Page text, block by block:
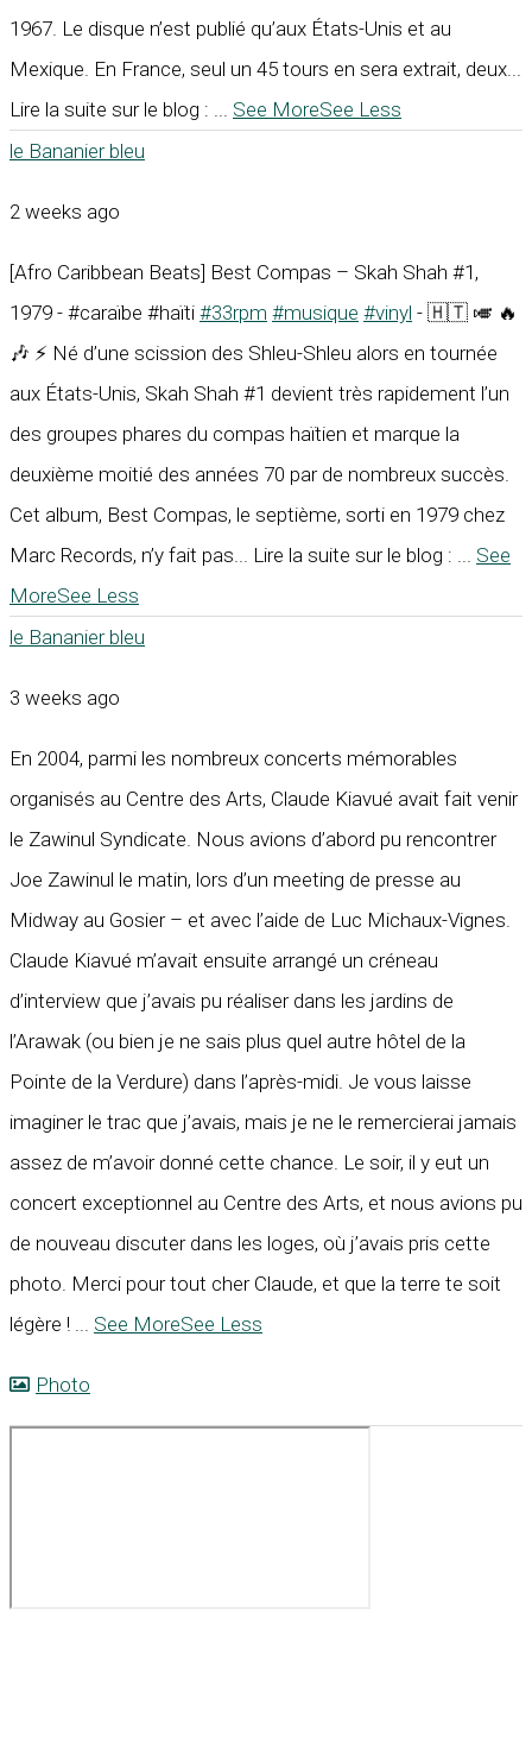
1967. Le disque n’est publié qu’aux États-Unis et au
Mexique. En France, seul un 45 tours en sera extrait, deux...
Lire la suite sur le blog :
See MoreSee Less
le Bananier bleu
2 weeks ago
[Afro Caribbean Beats] Best Compas – Skah Shah #1,
1979 - #caraïbe #haïti #33rpm #musique #vinyl - 🇭🇹 🎺 🔥
🎶 ⚡ Né d’une scission des Shleu-Shleu alors en tournée
aux États-Unis, Skah Shah #1 devient très rapidement l’un
des groupes phares du compas haïtien et marque la
deuxième moitié des années 70 par de nombreux succès.
Cet album, Best Compas, le septième, sorti en 1979 chez
Marc Records, n’y fait pas... Lire la suite sur le blog :
See
MoreSee Less
le Bananier bleu
3 weeks ago
En 2004, parmi les nombreux concerts mémorables
organisés au Centre des Arts, Claude Kiavué avait fait venir
le Zawinul Syndicate. Nous avions d’abord pu rencontrer
Joe Zawinul le matin, lors d’un meeting de presse au
Midway au Gosier – et avec l’aide de Luc Michaux-Vignes.
Claude Kiavué m’avait ensuite arrangé un créneau
d’interview que j’avais pu réaliser dans les jardins de
l’Arawak (ou bien je ne sais plus quel autre hôtel de la
Pointe de la Verdure) dans l’après-midi. Je vous laisse
imaginer le trac que j’avais, mais je ne le remercierai jamais
assez de m’avoir donné cette chance. Le soir, il y eut un
concert exceptionnel au Centre des Arts, et nous avions pu
de nouveau discuter dans les loges, où j’avais pris cette
photo. Merci pour tout cher Claude, et que la terre te soit
légère !
See MoreSee Less
Photo